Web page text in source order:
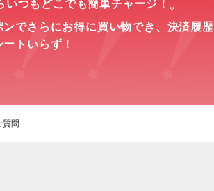
つもどこでも簡単チャージ！ ※
でさらにお得に買い物でき、 決済履歴
トいらず！
質問